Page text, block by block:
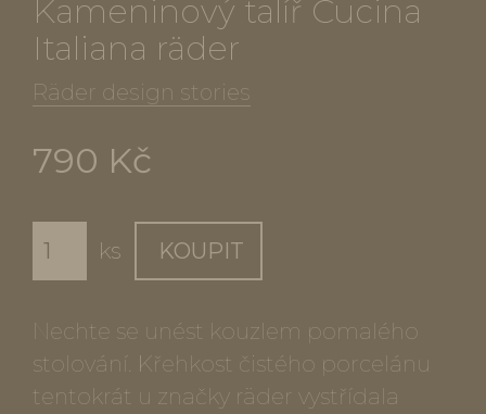
Kameninový talíř Cucina
Italiana räder
Räder design stories
790 Kč
ks KOUPIT
Nechte se unést kouzlem pomalého
stolování. Křehkost čistého porcelánu
tentokrát u značky räder vystřídala